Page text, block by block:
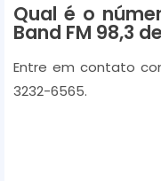
Qual é o
Band FM 98,3
Entre em contato
3232-6565.